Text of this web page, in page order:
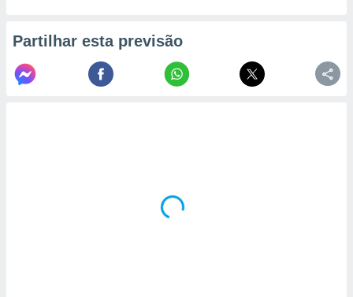
Partilhar esta previsão